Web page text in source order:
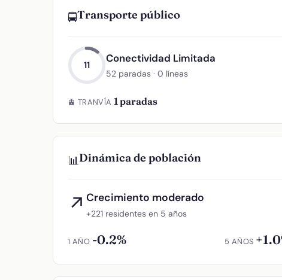
🚍Transporte público
11
Conectividad Limitada
52 paradas · 0 líneas
🚊 TRANVÍA 1 paradas
📊Dinámica de población
↗ Crecimiento moderado
+221 residentes en 5 años
1 AÑO -0.2% 5 AÑOS